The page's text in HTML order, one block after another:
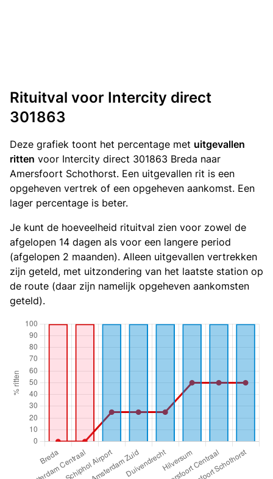
Rituitval voor Intercity direct
301863
Deze grafiek toont het percentage met uitgevallen
ritten voor Intercity direct 301863 Breda naar
Amersfoort Schothorst. Een uitgevallen rit is een
opgeheven vertrek of een opgeheven aankomst. Een
lager percentage is beter.
Je kunt de hoeveelheid rituitval zien voor zowel de
afgelopen 14 dagen als voor een langere period
(afgelopen 2 maanden). Alleen uitgevallen vertrekken
zijn geteld, met uitzondering van het laatste station op
de route (daar zijn namelijk opgeheven aankomsten
geteld).